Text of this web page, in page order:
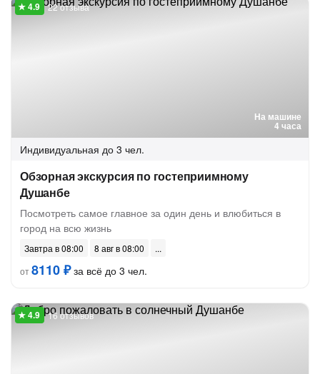
На машине
4 часа
22 отзыва
Индивидуальная до 3 чел.
Обзорная экскурсия по гостеприимному
Душанбе
Посмотреть самое главное за один день и влюбиться в
город на всю жизнь
Завтра в 08:00
8 авг в 08:00
от8110 ₽за всё до 3 чел.
16 отзывов